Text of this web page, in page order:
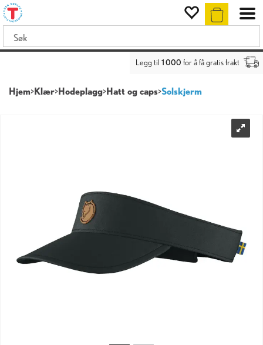
Legg til 1 000 for å få gratis frakt
Hjem>Klær>Hodeplagg>Hatt og caps>Solskjerm